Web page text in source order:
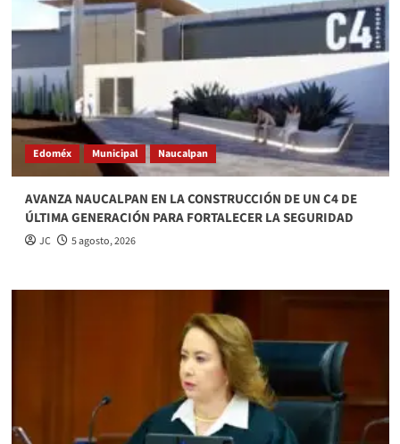
Edoméx Municipal Naucalpan
AVANZA NAUCALPAN EN LA CONSTRUCCIÓN DE UN C4 DE
ÚLTIMA GENERACIÓN PARA FORTALECER LA SEGURIDAD
JC 5 agosto, 2026